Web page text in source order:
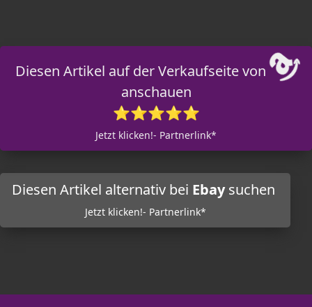
Diesen Artikel auf der Verkaufseite von
anschauen
⭐⭐⭐⭐⭐
Jetzt klicken!- Partnerlink*
Diesen Artikel alternativ bei Ebaysuchen
Jetzt klicken!- Partnerlink*